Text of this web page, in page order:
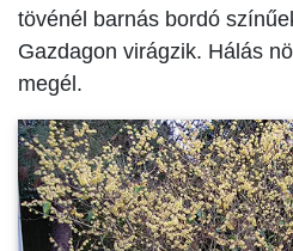
tövénél barnás bordó
Gazdagon virágzik. Hálás
megél.